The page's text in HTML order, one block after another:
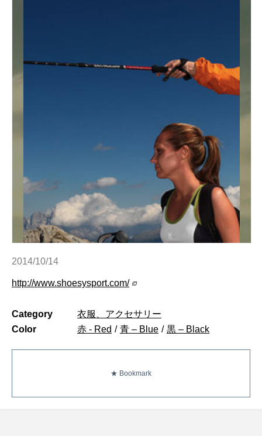
2014/10/14
http://www.shoesysport.com/
Category
衣服、アクセサリー
Color
赤 - Red / 青 – Blue / 黒 – Black
★ Bookmark